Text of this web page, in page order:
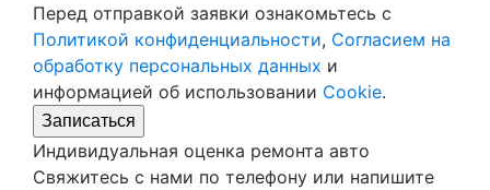
Перед отправкой заявки ознакомьтесь с
Политикой конфиденциальности, Согласием на
обработку персональных данных и
информацией об использовании Cookie.
Записаться
Индивидуальная оценка ремонта авто
Свяжитесь с нами по телефону или напишите